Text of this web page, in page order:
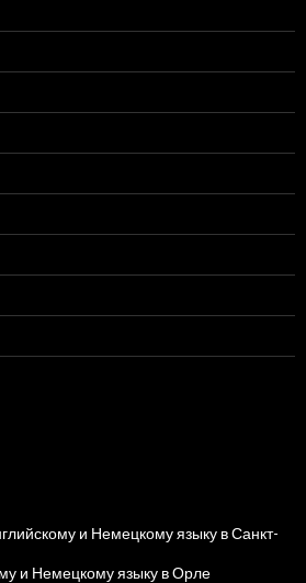
и Немецкому языку в Санкт-
и Немецкому языку в Орле